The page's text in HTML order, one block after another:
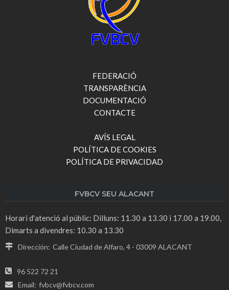
FEDERACIÓ
TRANSPARÈNCIA
DOCUMENTACIÓ
CONTACTE
AVÍS LEGAL
POLÍTICA DE COOKIES
POLÍTICA DE PRIVACIDAD
FVBCV SEU ALACANT
Horari d'atenció al públic: Dilluns: 11.30 a 13.30 i 17.00 a 19.00,
Dimarts a divendres: 10.30 a 13.30
Dirección: Calle Ciudad de Alfaro, 4 - 03009 ALACANT
96 522 72 21
Email: fvbcv@fvbcv.com